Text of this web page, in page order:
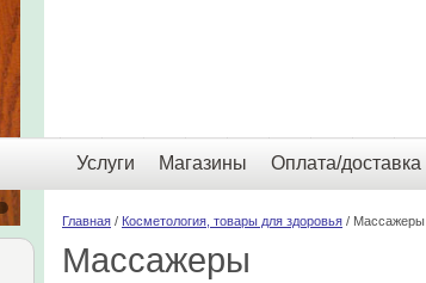
Услуги Магазины Оплата/доставка
Главная / Косметология, товары для здоровья / Массажеры
Массажеры